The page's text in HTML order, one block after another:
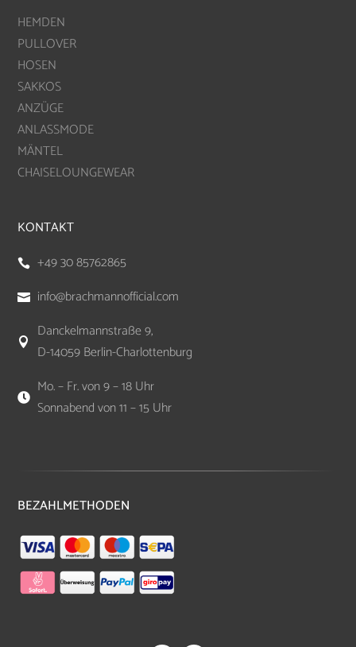
HEMDEN
PULLOVER
HOSEN
SAKKOS
ANZÜGE
ANLASSMODE
MÄNTEL
CHAISELOUNGEWEAR
KONTAKT
 +49 30 85762865
 info@brachmannofficial.com

Danckelmannstraße 9,
D-14059 Berlin-Charlottenburg

Mo. – Fr. von 9 – 18 Uhr
Sonnabend von 11 – 15 Uhr
BEZAHLMETHODEN